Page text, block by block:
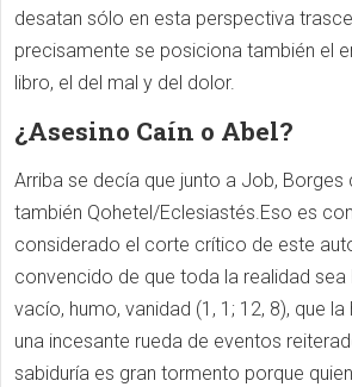
desatan sólo en esta perspectiva
precisamente se posiciona también el
libro, el del mal y del dolor.
¿Asesino Caín o Abel?
Arriba se decía que junto a Job,
también Qohetel/Eclesiastés.Eso es
considerado el corte crítico de este
convencido de que toda la realidad sea
vacío, humo, vanidad (1, 1; 12, 8), que
una incesante rueda de eventos
sabiduría es gran tormento porque